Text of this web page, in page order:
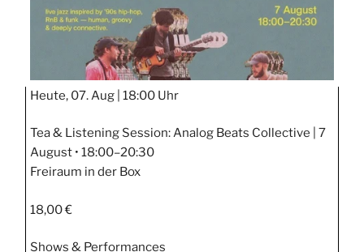
Heute, 07. Aug | 18:00 Uhr
Tea & Listening Session: Analog Beats Collective | 7
August • 18:00–20:30
Freiraum in der Box
18,00 €
Shows & Performances